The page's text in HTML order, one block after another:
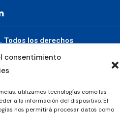
consentimiento
utilizamos tecnologías como las
a la información del dispositivo. El
nos permitirá procesar datos como
Todos los derechos